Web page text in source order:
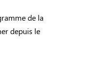
de la
depuis le